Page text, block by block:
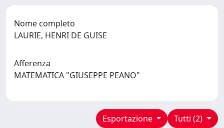
Nome completo
LAURIE, HENRI DE GUISE
Afferenza
MATEMATICA "GIUSEPPE PEANO"
Tutti (2)
Esportazione